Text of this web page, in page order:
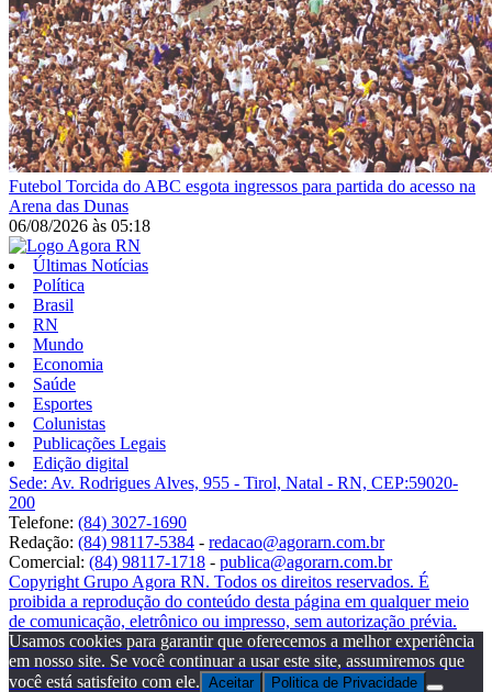
Futebol Torcida do ABC esgota ingressos para partida do acesso na
Arena das Dunas
06/08/2026 às 05:18
Últimas Notícias
Política
Brasil
RN
Mundo
Economia
Saúde
Esportes
Colunistas
Publicações Legais
Edição digital
Sede: Av. Rodrigues Alves, 955 - Tirol, Natal - RN, CEP:59020-
200
Telefone: (84) 3027-1690
Redação: (84) 98117-5384 - redacao@agorarn.com.br
Comercial: (84) 98117-1718 - publica@agorarn.com.br
Copyright Grupo Agora RN. Todos os direitos reservados. É
proibida a reprodução do conteúdo desta página em qualquer meio
de comunicação, eletrônico ou impresso, sem autorização prévia.
Usamos cookies para garantir que oferecemos a melhor experiência
em nosso site. Se você continuar a usar este site, assumiremos que
você está satisfeito com ele. Aceitar Politica de Privacidade